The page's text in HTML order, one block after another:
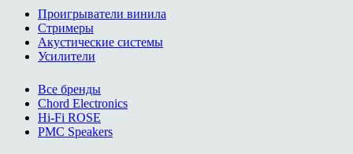
Проигрыватели винила
Стримеры
Акустические системы
Усилители
Все бренды
Chord Electronics
Hi-Fi ROSE
PMC Speakers